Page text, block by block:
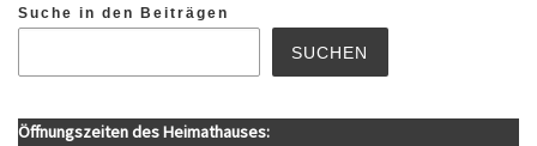
Suche in den Beiträgen
SUCHEN
Öffnungszeiten des Heimathauses: